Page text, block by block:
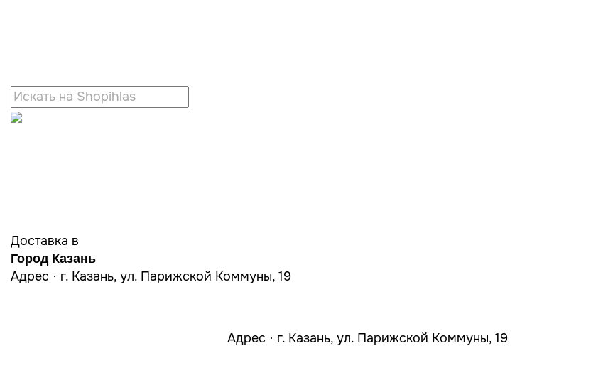
Доставка в
Город Казань
Адрес · г. Казань, ул. Парижской Коммуны, 19
Адрес · г. Казань, ул. Парижской Коммуны, 19